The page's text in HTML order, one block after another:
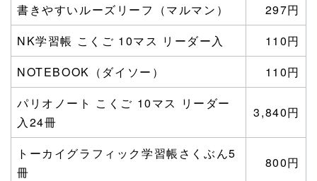
書きやすいルーズリーフ（マルマン）
297円
NK学習帳 こくご 10マス リーダー入
110円
NOTEBOOK（ダイソー）
110円
パリオノート こくご 10マス リーダー
入24冊
3,840円
トーカイグラフィック学習帳さくぶん5
冊
800円